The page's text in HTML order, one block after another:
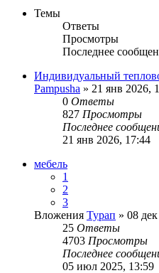
Темы
Ответы
Просмотры
Последнее
Индивидуальный
Pampusha » 21 янв 2026,
0 Ответы
827 Просмотры
Последнее
21 янв 2026, 17:44
мебель
1
2
3
Вложения Турап » 08
25 Ответы
4703 Просмотры
Последнее
05 июл 2025, 13:59